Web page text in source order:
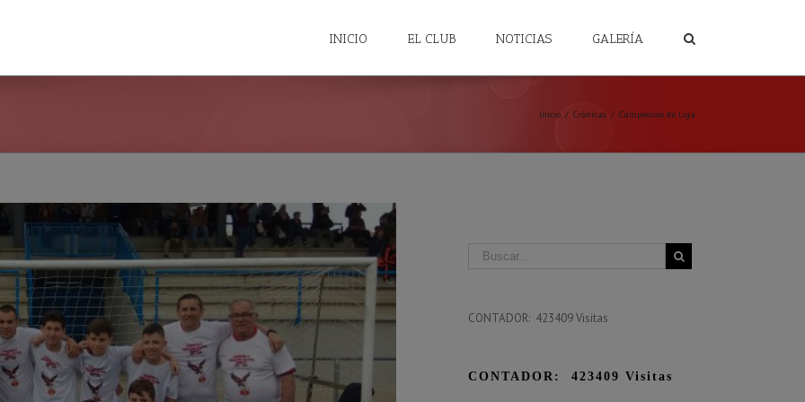
INICIO EL CLUB NOTICIAS GALERÍA
Inicio / Crónicas / Campeones de Liga
CONTADOR: 423409 Visitas
CONTADOR: 423409 Visitas